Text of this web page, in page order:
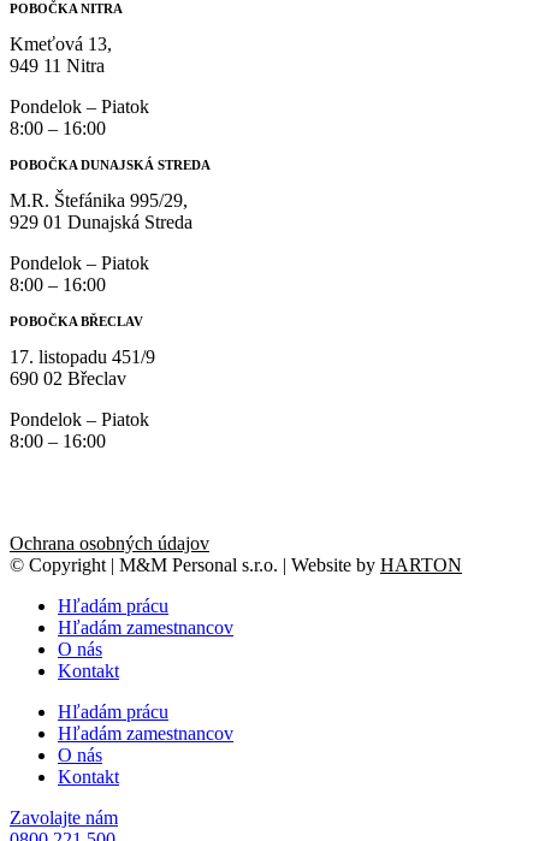
POBOČKA NITRA
Kmeťová 13,
949 11 Nitra
Pondelok – Piatok
8:00 – 16:00
POBOČKA DUNAJSKÁ STREDA
M.R. Štefánika 995/29,
929 01 Dunajská Streda
Pondelok – Piatok
8:00 – 16:00
POBOČKA BŘECLAV
17. listopadu 451/9
690 02 Břeclav
Pondelok – Piatok
8:00 – 16:00
Ochrana osobných údajov
© Copyright | M&M Personal s.r.o. | Website by HARTON
Hľadám prácu
Hľadám zamestnancov
O nás
Kontakt
Hľadám prácu
Hľadám zamestnancov
O nás
Kontakt
Zavolajte nám